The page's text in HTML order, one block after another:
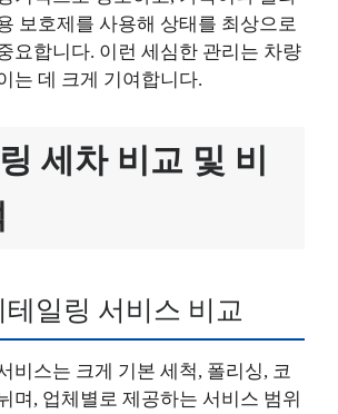
보호제를 사용해 상태를 최상으로
요합니다. 이런 세심한 관리는 차량
는 데 크게 기여합니다.
세차 비교 및 비
테일링 서비스 비교
비스는 크게 기본 세척, 폴리싱, 코
며, 업체별로 제공하는 서비스 범위